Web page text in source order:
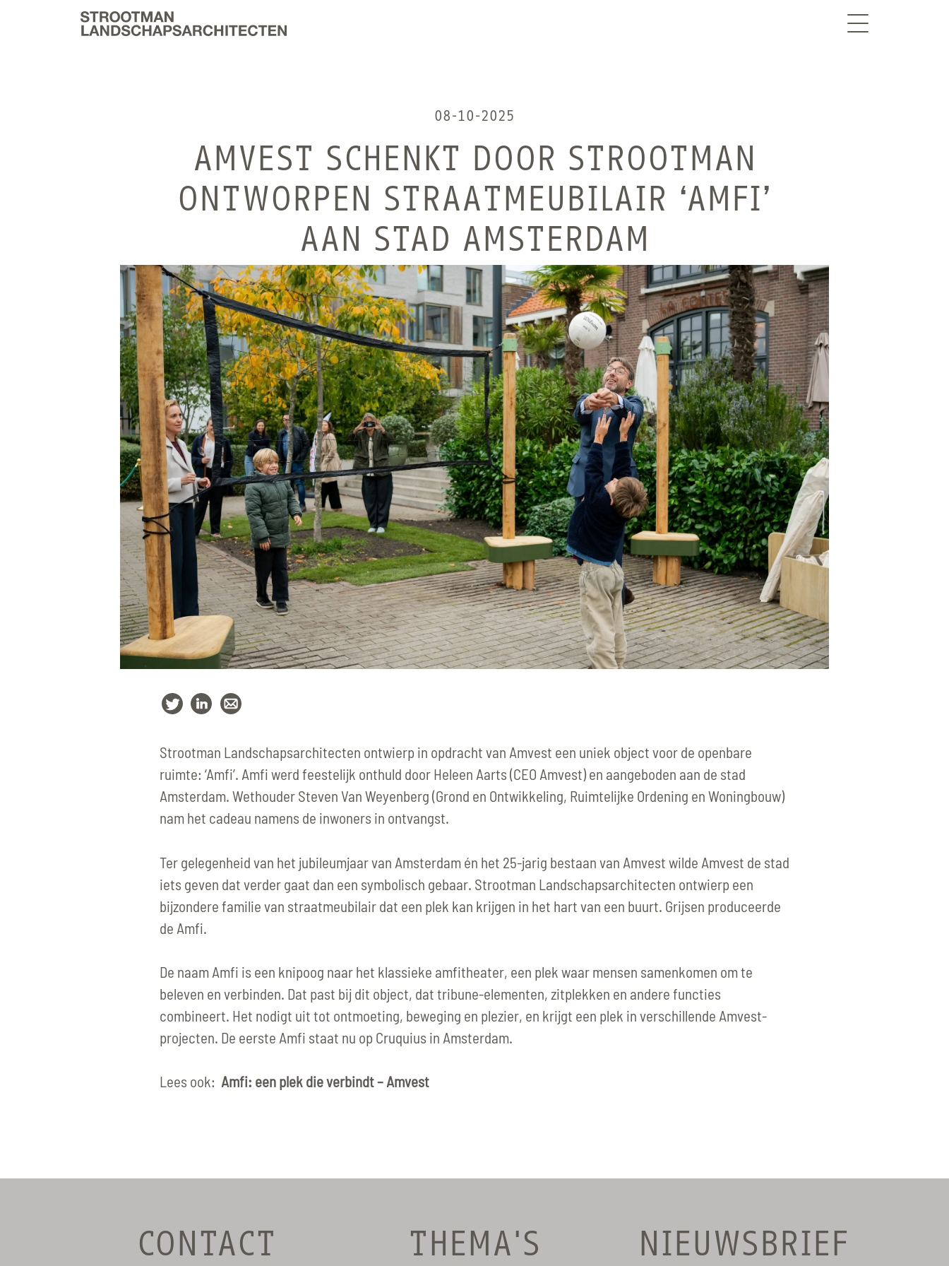
HOME
BUREAU
NIEUWS
CONTACT
08-10-2025
AMVEST SCHENKT DOOR STROOTMAN
ONTWORPEN STRAATMEUBILAIR ‘AMFI’
AAN STAD AMSTERDAM
Strootman Landschapsarchitecten ontwierp in opdracht van Amvest een uniek object voor de openbare
ruimte: ‘Amfi’. Amfi werd feestelijk onthuld door Heleen Aarts (CEO Amvest) en aangeboden aan de stad
Amsterdam. Wethouder Steven Van Weyenberg (Grond en Ontwikkeling, Ruimtelijke Ordening en Woningbouw)
nam het cadeau namens de inwoners in ontvangst.
Ter gelegenheid van het jubileumjaar van Amsterdam én het 25-jarig bestaan van Amvest wilde Amvest de stad
iets geven dat verder gaat dan een symbolisch gebaar. Strootman Landschapsarchitecten ontwierp een
bijzondere familie van straatmeubilair dat een plek kan krijgen in het hart van een buurt. Grijsen produceerde
de Amfi.
De naam Amfi is een knipoog naar het klassieke amfitheater, een plek waar mensen samenkomen om te
beleven en verbinden. Dat past bij dit object, dat tribune-elementen, zitplekken en andere functies
combineert. Het nodigt uit tot ontmoeting, beweging en plezier, en krijgt een plek in verschillende Amvest-
projecten. De eerste Amfi staat nu op Cruquius in Amsterdam.
Lees ook: Amfi: een plek die verbindt – Amvest
CONTACT THEMA'S NIEUWSBRIEF